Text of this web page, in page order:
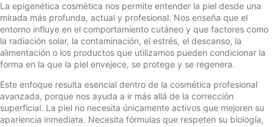
La epigenética cosmética nos permite entender la piel desde una
mirada más profunda, actual y profesional. Nos enseña que el
entorno influye en el comportamiento cutáneo y que factores como
la radiación solar, la contaminación, el estrés, el descanso, la
alimentación o los productos que utilizamos pueden condicionar la
forma en la que la piel envejece, se protege y se regenera.
Este enfoque resulta esencial dentro de la cosmética profesional
avanzada, porque nos ayuda a ir más allá de la corrección
superficial. La piel no necesita únicamente activos que mejoren su
apariencia inmediata. Necesita fórmulas que respeten su biología,